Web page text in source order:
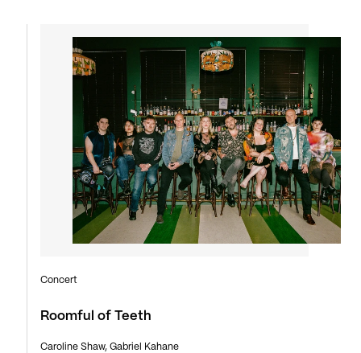
Roomful of Teeth
Concert
Caroline Shaw, Gabriel Kahane